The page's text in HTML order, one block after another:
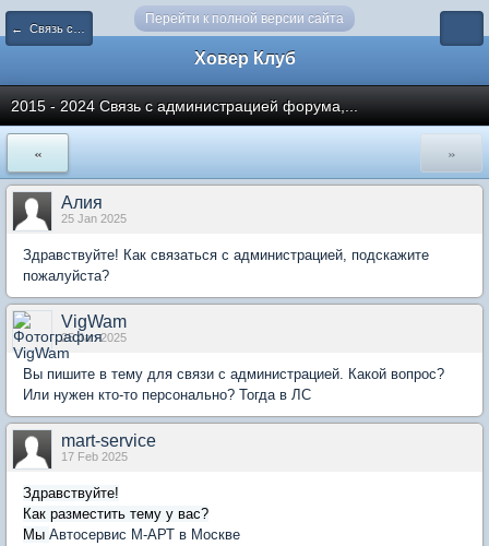
Перейти к полной версии сайта
← Связь с администрацией
Ховер Клуб
2015 - 2024 Связь с администрацией форума,...
« »
Алия
25 Jan 2025
Здравствуйте! Как связаться с администрацией, подскажите
пожалуйста?
VigWam
25 Jan 2025
Вы пишите в тему для связи с администрацией. Какой вопрос?
Или нужен кто-то персонально? Тогда в ЛС
mart-service
17 Feb 2025
Здравствуйте!
Как разместить тему у вас?
Мы Автосервис М-АРТ в Москве